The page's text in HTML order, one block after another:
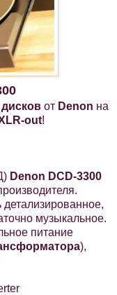
от Denon на
out!
Denon DCD-3300
детализированное,
музыкальное.
питание
),